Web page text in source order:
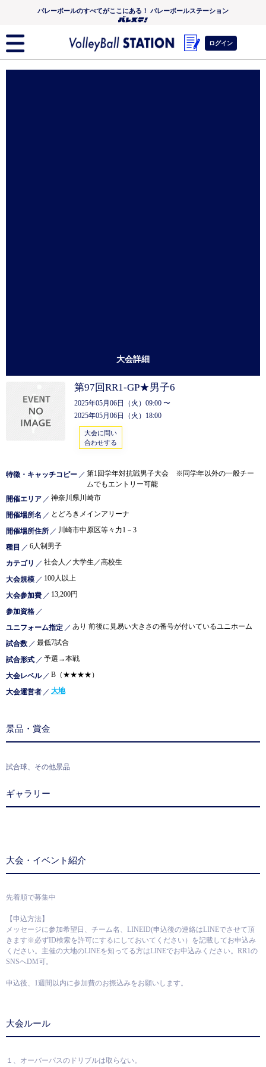
バレーボールのすべてがここにある！ バレーボールステーション
ログイン
大会詳細
第97回RR1-GP★男子6
2025年05月06日（火）09:00 〜
2025年05月06日（火）18:00
大会に問い
合わせする
特徴・キャッチコピー ／ 第1回学年対抗戦男子大会 ※同学年以外の一般チー
ムでもエントリー可能
開催エリア ／ 神奈川県川崎市
開催場所名 ／ とどろきメインアリーナ
開催場所住所 ／ 川崎市中原区等々力1－3
種目 ／ 6人制男子
カテゴリ ／ 社会人／大学生／高校生
大会規模 ／ 100人以上
大会参加費 ／ 13,200円
参加資格 ／
ユニフォーム指定 ／ あり 前後に見易い大きさの番号が付いているユニホーム
試合数 ／ 最低7試合
試合形式 ／ 予選→本戦
大会レベル ／ B（★★★★）
大会運営者 ／ 大地
景品・賞金
試合球、その他景品
ギャラリー
大会・イベント紹介
先着順で募集中
【申込方法】
メッセージに参加希望日、チーム名、LINEID(申込後の連絡はLINEでさせて頂
きます※必ずID検索を許可にするにしておいてください）を記載してお申込み
ください。主催の大地のLINEを知ってる方はLINEでお申込みください。RR1の
SNSへDM可。
申込後、1週間以内に参加費のお振込みをお願いします。
大会ルール
１、オーバーパスのドリブルは取らない。